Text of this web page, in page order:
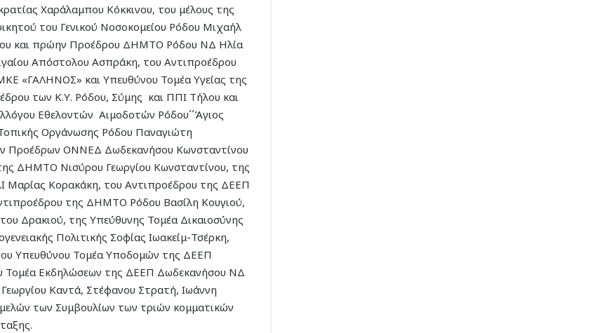
Χαράλαμπου Κόκκινου, του μέλους της
του Γενικού Νοσοκομείου Ρόδου Μιχαήλ
και πρώην Προέδρου ΔΗΜΤΟ Ρόδου ΝΔ Ηλία
Απόστολου Ασπράκη, του Αντιπροέδρου
«ΓΑΛΗΝΟΣ» και Υπευθύνου Τομέα Υγείας της
των Κ.Υ. Ρόδου, Σύμης και ΠΠΙ Τήλου και
Εθελοντών Αιμοδοτών Ρόδου΄΄Άγιος
Οργάνωσης Ρόδου Παναγιώτη
Προέδρων ΟΝΝΕΔ Δωδεκανήσου Κωνσταντίνου
ΔΗΜΤΟ Νισύρου Γεωργίου Κωνσταντίνου, της
Μαρίας Κορακάκη, του Αντιπροέδρου της ΔΕΕΠ
της ΔΗΜΤΟ Ρόδου Βασίλη Κουγιού,
Δρακιού, της Υπεύθυνης Τομέα Δικαιοσύνης
Πολιτικής Σοφίας Ιωακείμ-Τσέρκη,
Υπευθύνου Τομέα Υποδομών της ΔΕΕΠ
Τομέα Εκδηλώσεων της ΔΕΕΠ Δωδεκανήσου ΝΔ
Καντά, Στέφανου Στρατή, Ιωάννη
των Συμβουλίων των τριών κομματικών